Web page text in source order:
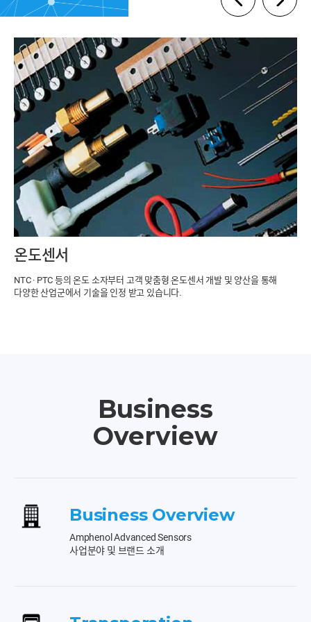
온도센서
NTC · PTC 등의 온도 소자부터 고객 맞춤형 온도센서 개발 및 양산을 통해
다양한 산업군에서 기술을 인정 받고 있습니다.
Business
Overview
Business Overview
Amphenol Advanced Sensors
사업분야 및 브랜드 소개